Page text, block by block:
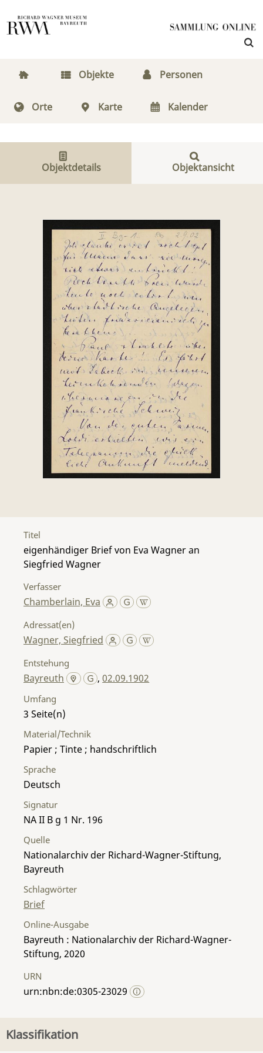
Objekte Personen
Orte Karte Kalender
Objektdetails Objektansicht
Titel
eigenhändiger Brief von Eva Wagner an
Siegfried Wagner
Verfasser
Chamberlain, Eva
Adressat(en)
Wagner, Siegfried
Entstehung
Bayreuth ,02.09.1902
Umfang
3
Material/Technik
Papier ; Tinte ; handschriftlich
Sprache
Deutsch
Signatur
NA II B g 1 Nr. 196
Quelle
Nationalarchiv der Richard-Wagner-Stiftung,
Bayreuth
Schlagwörter
Brief
Online-Ausgabe
Bayreuth : Nationalarchiv der Richard-Wagner-
Stiftung, 2020
URN
urn:nbn:de:0305-23029
Klassifikation